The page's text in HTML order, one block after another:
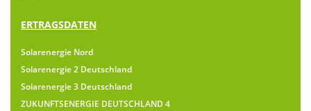
ERTRAGSDATEN
Solarenergie Nord
Solarenergie 2 Deutschland
Solarenergie 3 Deutschland
ZUKUNFTSENERGIE DEUTSCHLAND 4